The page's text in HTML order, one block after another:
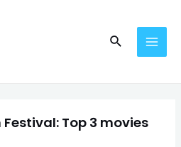
Festival: Top 3 movies